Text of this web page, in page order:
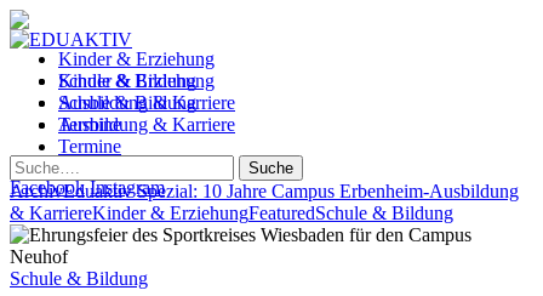
Kinder & Erziehung
Schule & Bildung
Ausbildung & Karriere
Termine
Facebook Instagram
Kinder & Erziehung
Schule & Bildung
Ausbildung & Karriere
Termine
Suche
ArchivEduaktiv Spezial: 10 Jahre Campus Erbenheim-Ausbildung
& KarriereKinder & ErziehungFeaturedSchule & Bildung
Schule & Bildung